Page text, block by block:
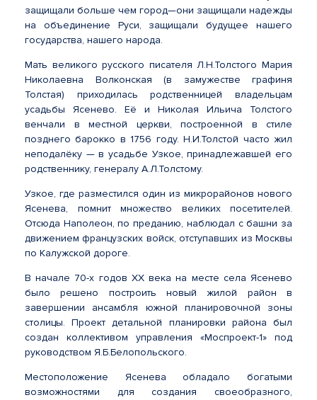
защищали больше чем город—они защищали надежды
на объединение Руси, защищали будущее нашего
государства, нашего народа.
Мать великого русского писателя Л.Н.Толстого Мария
Николаевна Волконская (в замужестве графиня
Толстая) приходилась родственницей владельцам
усадьбы Ясенево. Её и Николая Ильича Толстого
венчали в местной церкви, построенной в стиле
позднего барокко в 1756 году. Н.И.Толстой часто жил
неподалёку — в усадьбе Узкое, принадлежавшей его
родственнику, генералу А.Л.Толстому.
Узкое, где разместился один из микрорайонов нового
Ясенева, помнит множество великих посетителей.
Отсюда Наполеон, по преданию, наблюдал с башни за
движением французских войск, отступавших из Москвы
по Калужской дороге.
В начале 70-х годов XX века на месте села Ясенево
было решено построить новый жилой район в
завершении ансамбля южной планировочной зоны
столицы. Проект детальной планировки района был
создан коллективом управления «Моспроект-1» под
руководством Я.Б.Белопольского.
Местоположение Ясенева обладало богатыми
возможностями для создания своеобразного,